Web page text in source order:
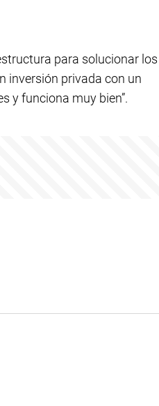
para solucionar los
inversión privada con un
y funciona muy bien”.